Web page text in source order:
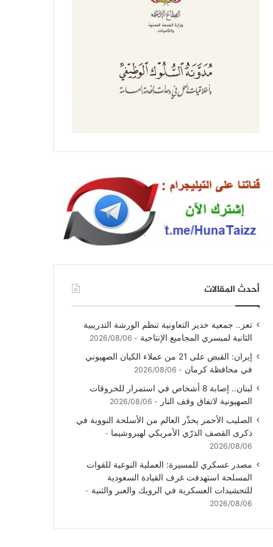
أحدث المقالات
تعز.. جمعية خدير التعاونية تنظم الورشة التدريبية
الثانية لميسري المجاميع الإنتاجية
2026/08/06
إيران: القبض على 21 من عملاء الكيان الصهيوني
في محافظة كرمان
2026/08/06
لبنان.. إصابة 8 أشخاص في استمرار للخروقات
الصهيونية لاتفاق وقف النار
2026/08/06
الصليب الأحمر يحذّر العالم من الأسلحة النووية في
ذكرى القصف الذرّي الأمريكي لهيروشيما
2026/08/06
مصدر عسكري للمسيرة: العملية النوعية للقوات
المسلحة استهدفت غرف القيادة السعودية
للتحشيدات العسكرية في الرويك والعبر والثنية
2026/08/06